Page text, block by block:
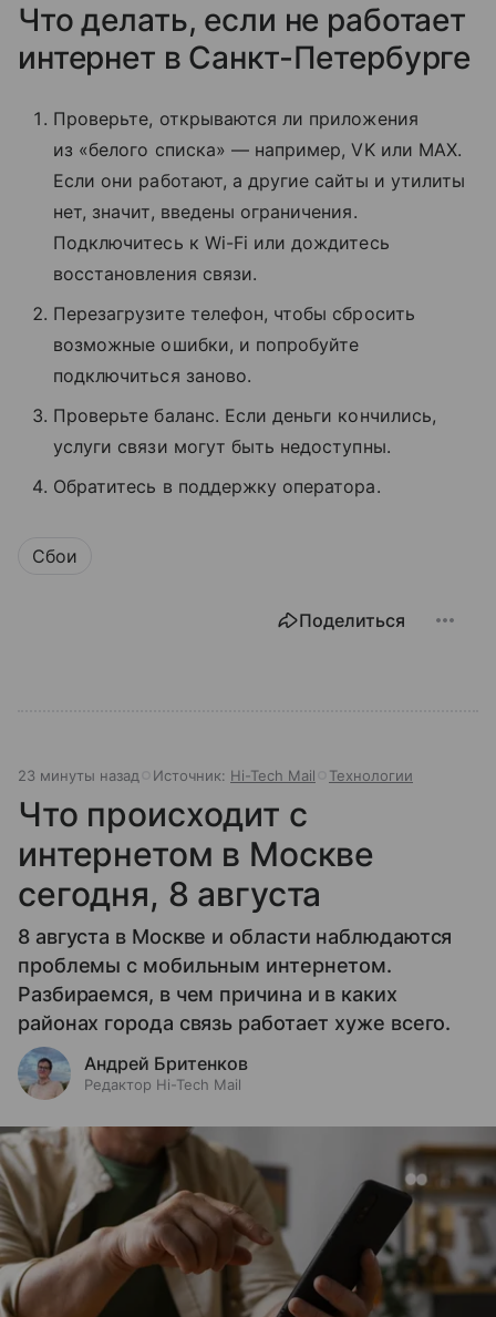
Что делать, если не работает
интернет в Санкт-Петербурге
Проверьте, открываются ли приложения
из «белого списка» — например, VK или MAX.
Если они работают, а другие сайты и утилиты
нет, значит, введены ограничения.
Подключитесь к Wi-Fi или дождитесь
восстановления связи.
Перезагрузите телефон, чтобы сбросить
возможные ошибки, и попробуйте
подключиться заново.
Проверьте баланс. Если деньги кончились,
услуги связи могут быть недоступны.
Обратитесь в поддержку оператора.
Сбои
Поделиться
23 минуты назад Источник: Hi-Tech Mail Технологии
Что происходит с
интернетом в Москве
сегодня, 8 августа
8 августа в Москве и области наблюдаются
проблемы с мобильным интернетом.
Разбираемся, в чем причина и в каких
районах города связь работает хуже всего.
Андрей Бритенков
Редактор Hi-Tech Mail